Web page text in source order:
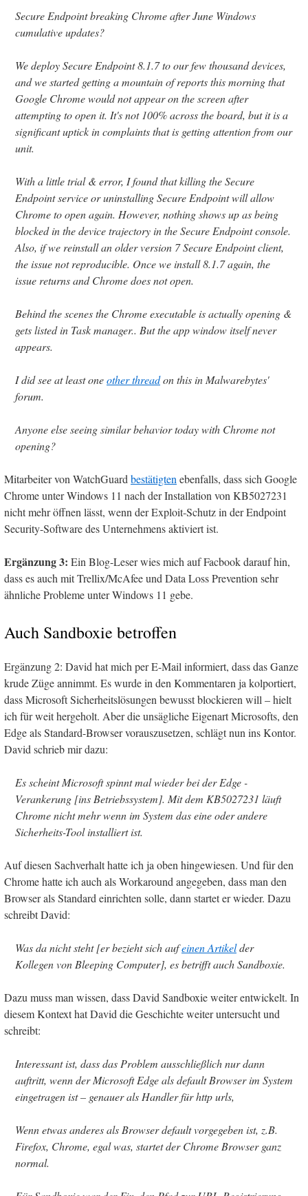
Secure Endpoint breaking Chrome after June Windows
cumulative updates?
We deploy Secure Endpoint 8.1.7 to our few thousand devices,
and we started getting a mountain of reports this morning that
Google Chrome would not appear on the screen after
attempting to open it. It's not 100% across the board, but it is a
significant uptick in complaints that is getting attention from our
unit.
With a little trial & error, I found that killing the Secure
Endpoint service or uninstalling Secure Endpoint will allow
Chrome to open again. However, nothing shows up as being
blocked in the device trajectory in the Secure Endpoint console.
Also, if we reinstall an older version 7 Secure Endpoint client,
the issue not reproducible. Once we install 8.1.7 again, the
issue returns and Chrome does not open.
Behind the scenes the Chrome executable is actually opening &
gets listed in Task manager.. But the app window itself never
appears.
I did see at least oneother threadon this in Malwarebytes'
forum.
Anyone else seeing similar behavior today with Chrome not
opening?
Mitarbeiter von WatchGuardbestätigtenebenfalls, dass sich Google
Chrome unter Windows 11 nach der Installation von KB5027231
nicht mehr öffnen lässt, wenn der Exploit-Schutz in der Endpoint
Security-Software des Unternehmens aktiviert ist.
Ergänzung 3: Ein Blog-Leser wies mich auf Facbook darauf hin,
dass es auch mit Trellix/McAfee und Data Loss Prevention sehr
ähnliche Probleme unter Windows 11 gebe.
Auch Sandboxie betroffen
Ergänzung 2: David hat mich per E-Mail informiert, dass das Ganze
krude Züge annimmt. Es wurde in den Kommentaren ja kolportiert,
dass Microsoft Sicherheitslösungen bewusst blockieren will – hielt
ich für weit hergeholt. Aber die unsägliche Eigenart Microsofts, den
Edge als Standard-Browser vorauszusetzen, schlägt nun ins Kontor.
David schrieb mir dazu:
Es scheint Microsoft spinnt mal wieder bei der Edge -
Verankerung [ins Betriebssystem]. Mit dem KB5027231 läuft
Chrome nicht mehr wenn im System das eine oder andere
Sicherheits-Tool installiert ist.
Auf diesen Sachverhalt hatte ich ja oben hingewiesen. Und für den
Chrome hatte ich auch als Workaround angegeben, dass man den
Browser als Standard einrichten solle, dann startet er wieder. Dazu
schreibt David:
Was da nicht steht [er bezieht sich aufeinen Artikelder
Kollegen von Bleeping Computer], es betrifft auch Sandboxie.
Dazu muss man wissen, dass David Sandboxie weiter entwickelt. In
diesem Kontext hat David die Geschichte weiter untersucht und
schreibt:
Interessant ist, dass das Problem ausschließlich nur dann
auftritt, wenn der Microsoft Edge als default Browser im System
eingetragen ist – genauer als Handler für http urls,
Wenn etwas anderes als Browser default vorgegeben ist, z.B.
Firefox, Chrome, egal was, startet der Chrome Browser ganz
normal.